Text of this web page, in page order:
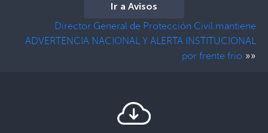
Ir a Avisos
Director General de Protección Civil mantiene
ADVERTENCIA NACIONAL Y ALERTA INSTITUCIONAL
por frente frio »»